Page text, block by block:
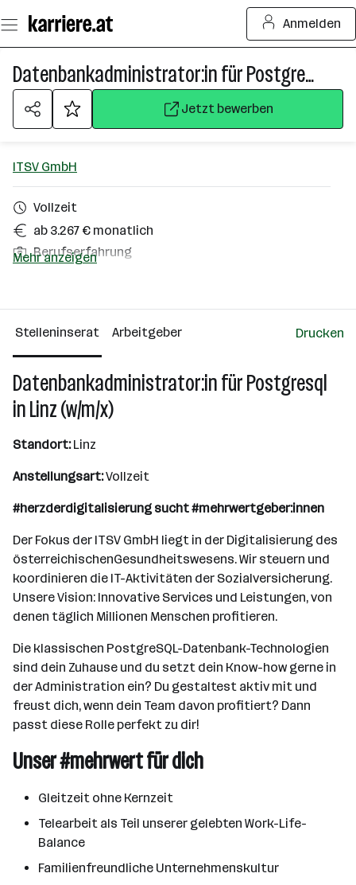
Seiteninhalt
springen
Anmelden
Datenbankadministrator:in für Postgresql (w/m/x)
Jetzt bewerben
ITSV GmbH
Vollzeit
ab 3.267 € monatlich
Berufserfahrung
501 - 2500 Mitarbeiter*innen
Wien
Mehr anzeigen
Stelleninserat Arbeitgeber Drucken
Datenbankadministrator:in für Postgresql
in Linz (w/m/x)
Standort:Linz
Anstellungsart:Vollzeit
#herzderdigitalisierung sucht #mehrwertgeber:innen
Der Fokus der ITSV GmbH liegt in der Digitalisierung des
österreichischenGesundheitswesens. Wir steuern und
koordinieren die IT-Aktivitäten der Sozialversicherung.
Unsere Vision: Innovative Services und Leistungen, von
denen täglich Millionen Menschen profitieren.
Die klassischen PostgreSQL-Datenbank-Technologien
sind dein Zuhause und du setzt dein Know-how gerne in
der Administration ein? Du gestaltest aktiv mit und
freust dich, wenn dein Team davon profitiert? Dann
passt diese Rolle perfekt zu dir!
Unser #mehrwert für dich
Gleitzeit ohne Kernzeit
Telearbeit als Teil unserer gelebten Work-Life-
Balance
Familienfreundliche Unternehmenskultur